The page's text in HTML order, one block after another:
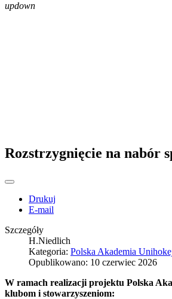
updown
Rozstrzygnięcie na nabór
Drukuj
E-mail
Szczegóły
H.Niedlich
Kategoria: Polska Akademia
Opublikowano: 10 czerwiec 2026
W ramach realizacji projektu Polska
klubom i stowarzyszeniom: